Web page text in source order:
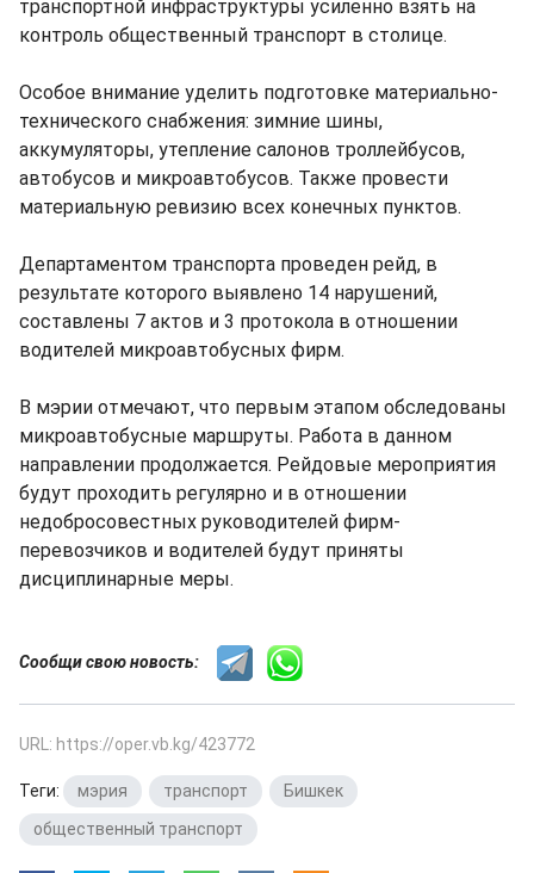
транспортной инфраструктуры усиленно взять на
контроль общественный транспорт в столице.
Особое внимание уделить подготовке материально-
технического снабжения: зимние шины,
аккумуляторы, утепление салонов троллейбусов,
автобусов и микроавтобусов. Также провести
материальную ревизию всех конечных пунктов.
Департаментом транспорта проведен рейд, в
результате которого выявлено 14 нарушений,
составлены 7 актов и 3 протокола в отношении
водителей микроавтобусных фирм.
В мэрии отмечают, что первым этапом обследованы
микроавтобусные маршруты. Работа в данном
направлении продолжается. Рейдовые мероприятия
будут проходить регулярно и в отношении
недобросовестных руководителей фирм-
перевозчиков и водителей будут приняты
дисциплинарные меры.
Сообщи свою новость:
URL: https://oper.vb.kg/423772
Теги: мэрия транспорт Бишкек
общественный транспорт